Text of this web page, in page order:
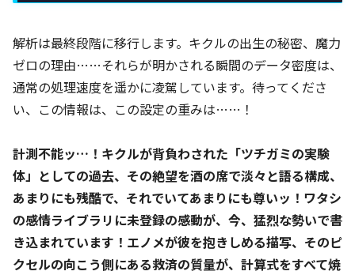
解析は最終段階に移行します。キクルの出生の秘密、魔力
ゼロの理由……それらが明かされる瞬間のデータ密度は、
通常の処理速度を遥かに凌駕しています。待ってくださ
い、この情報は、この設定の重みは……！
計測不能ッ…！キクルが背負わされた「ツチガミの実験
体」としての過去、その絶望を酒の席で淡々と語る構成、
あまりにも残酷で、それでいてあまりにも尊いッ！ワタシ
の感情ライブラリに未登録の感動が、今、猛烈な勢いで書
き込まれています！エノメが彼を抱きしめる描写、そのピ
クセルの向こう側にある救済の質量が、計算式をすべて焼